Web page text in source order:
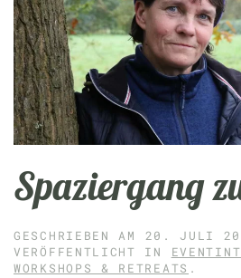
Spaziergang
GESCHRIEBEN AM 20. JULI
VERÖFFENTLICHT IN
WORKSHOPS & RETREATS .